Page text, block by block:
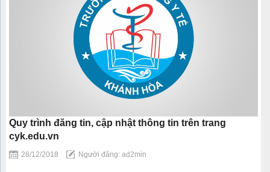
Quy trình đăng tin, cập nhật thông tin trên trang
cyk.edu.vn
28/12/2018 Người đăng: ad2min